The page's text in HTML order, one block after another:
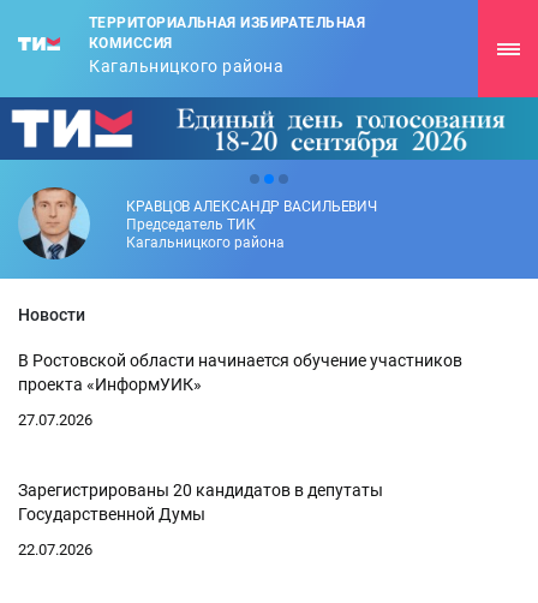
ТЕРРИТОРИАЛЬНАЯ ИЗБИРАТЕЛЬНАЯ
КОМИССИЯ
Кагальницкого района
КРАВЦОВ АЛЕКСАНДР ВАСИЛЬЕВИЧ
Председатель ТИК
Кагальницкого района
Новости
В Ростовской области начинается обучение участников
проекта «ИнформУИК»
27.07.2026
Зарегистрированы 20 кандидатов в депутаты
Государственной Думы
22.07.2026